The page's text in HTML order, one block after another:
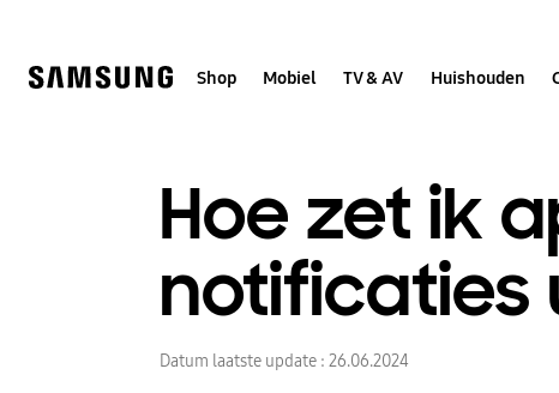
Shop Mobiel TV & AV Huishouden
Hoe zet ik
notificaties
Datum laatste update : 26.06.2024